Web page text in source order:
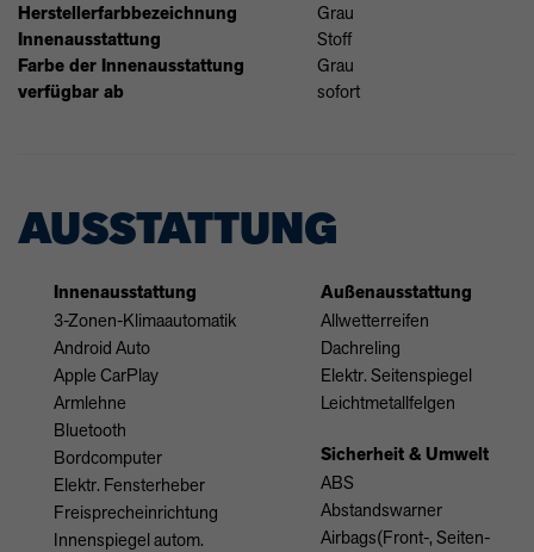
Herstellerfarbbezeichnung Grau
Innenausstattung Stoff
Farbe der Innenausstattung Grau
verfügbar ab sofort
AUSSTATTUNG
Innenausstattung
3-Zonen-Klimaautomatik
Android Auto
Apple CarPlay
Armlehne
Bluetooth
Bordcomputer
Elektr. Fensterheber
Freisprecheinrichtung
Innenspiegel autom.
Außenausstattung
Allwetterreifen
Dachreling
Elektr. Seitenspiegel
Leichtmetallfelgen
Sicherheit & Umwelt
ABS
Abstandswarner
Airbags(Front-, Seiten-